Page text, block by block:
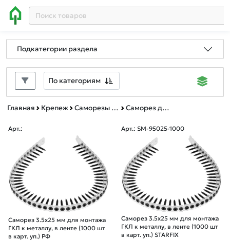
Подкатегории раздела
По категориям
Главная Крепеж Саморезы и шурупы Саморез для монтажа ГКЛ (к металлу), в ленте
Арт.:
Саморез 3.5х25 мм для монтажа
ГКЛ к металлу, в ленте (1000 шт
в карт. уп.) РФ
Арт.: SM-95025-1000
Саморез 3.5х25 мм для монтажа
ГКЛ к металлу, в ленте (1000 шт
в карт. уп.) STARFIX